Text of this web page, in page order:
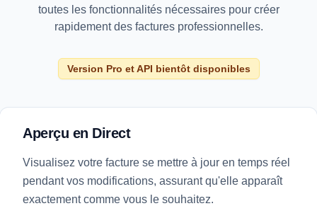
toutes les fonctionnalités nécessaires pour créer
rapidement des factures professionnelles.
Version Pro et API bientôt disponibles
Aperçu en Direct
Visualisez votre facture se mettre à jour en temps réel
pendant vos modifications, assurant qu'elle apparaît
exactement comme vous le souhaitez.